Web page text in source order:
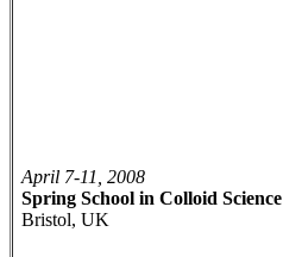
April 7-11, 2008
Spring School in Colloid Science
Bristol, UK